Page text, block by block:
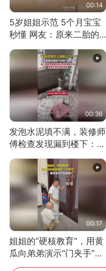
00:14
5岁姐姐示范 5个月宝宝
秒懂 网友：原来二胎的
00:36
发泡水泥填不满，装修师
傅检查发现漏到楼下：出
00:17
姐姐的“硬核教育”，用黄
瓜向弟弟演示“门夹手”，
网友：果然言传不如身